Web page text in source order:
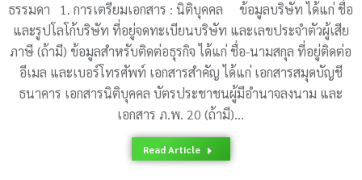
ธรรมดา 1. การเตรียมเอกสาร : นิติบุคคล ข้อมูลบริษัท ได้แก่ ชื่อ
และรูปโลโก้บริษัท ที่อยู่จดทะเบียนบริษัท และเลขประจำตัวผู้เสีย
ภาษี (ถ้ามี) ข้อมูลสำหรับติดต่อธุรกิจ ได้แก่ ชื่อ-นามสกุล ที่อยู่ติดต่อ
อีเมล และเบอร์โทรศัพท์ เอกสารสำคัญ ได้แก่ เอกสารสมุดบัญชี
ธนาคาร เอกสารนิติบุคคล บัตรประชาชนผู้มีอำนาจลงนาม และ
เอกสาร ภ.พ. 20 (ถ้ามี)…
Read Article